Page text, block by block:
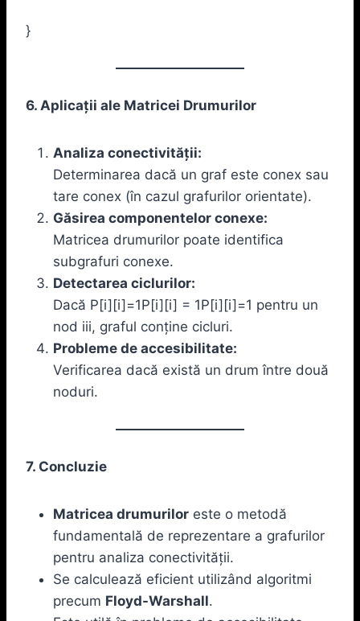
}
6. Aplicații ale Matricei Drumurilor
Analiza conectivității:
Determinarea dacă un graf este conex sau
tare conex (în cazul grafurilor orientate).
Găsirea componentelor conexe:
Matricea drumurilor poate identifica
subgrafuri conexe.
Detectarea ciclurilor:
Dacă P[i][i]=1P[i][i] = 1P[i][i]=1 pentru un
nod iii, graful conține cicluri.
Probleme de accesibilitate:
Verificarea dacă există un drum între două
noduri.
7. Concluzie
Matricea drumurilor este o metodă
fundamentală de reprezentare a grafurilor
pentru analiza conectivității.
Se calculează eficient utilizând algoritmi
precum Floyd-Warshall.